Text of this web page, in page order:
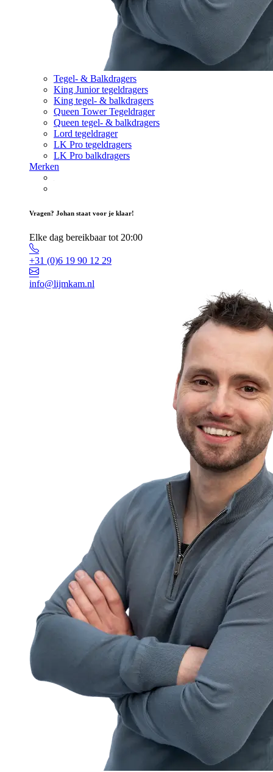
Tegel- & Balkdragers
King Junior tegeldragers
King tegel- & balkdragers
Queen Tower Tegeldrager
Queen tegel- & balkdragers
Lord tegeldrager
LK Pro tegeldragers
LK Pro balkdragers
Merken
Vragen? Johan staat voor je klaar!
Elke dag bereikbaar tot 20:00
+31 (0)6 19 90 12 29
info@lijmkam.nl